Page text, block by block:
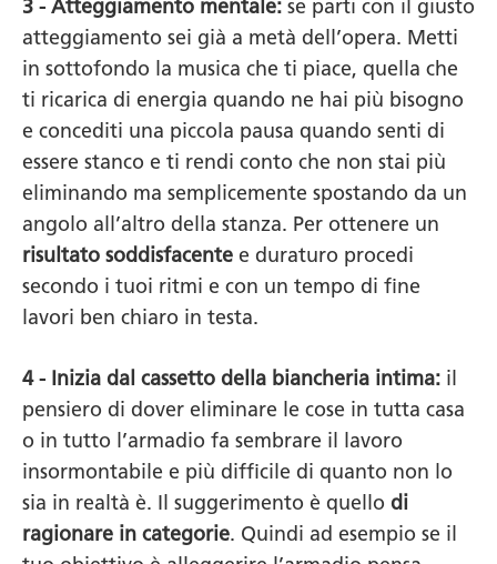
3 - Atteggiamento mentale: se parti con il giusto
atteggiamento sei già a metà dell’opera. Metti
in sottofondo la musica che ti piace, quella che
ti ricarica di energia quando ne hai più bisogno
e concediti una piccola pausa quando senti di
essere stanco e ti rendi conto che non stai più
eliminando ma semplicemente spostando da un
angolo all’altro della stanza. Per ottenere un
risultato soddisfacente e duraturo procedi
secondo i tuoi ritmi e con un tempo di fine
lavori ben chiaro in testa.
4 - Inizia dal cassetto della biancheria intima: il
pensiero di dover eliminare le cose in tutta casa
o in tutto l’armadio fa sembrare il lavoro
insormontabile e più difficile di quanto non lo
sia in realtà è. Il suggerimento è quello di
ragionare in categorie. Quindi ad esempio se il